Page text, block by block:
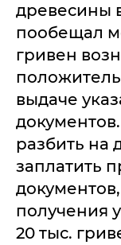
древесины
пообещал
гривен
выдаче
разбить на
заплатить
получения
20 тыс.